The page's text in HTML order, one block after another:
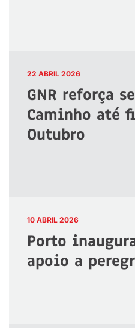
22 ABRIL 2026
GNR reforça
Caminho até
Outubro
10 ABRIL 2026
Porto
apoio a